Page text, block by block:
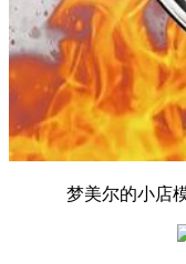
梦美尔的小店